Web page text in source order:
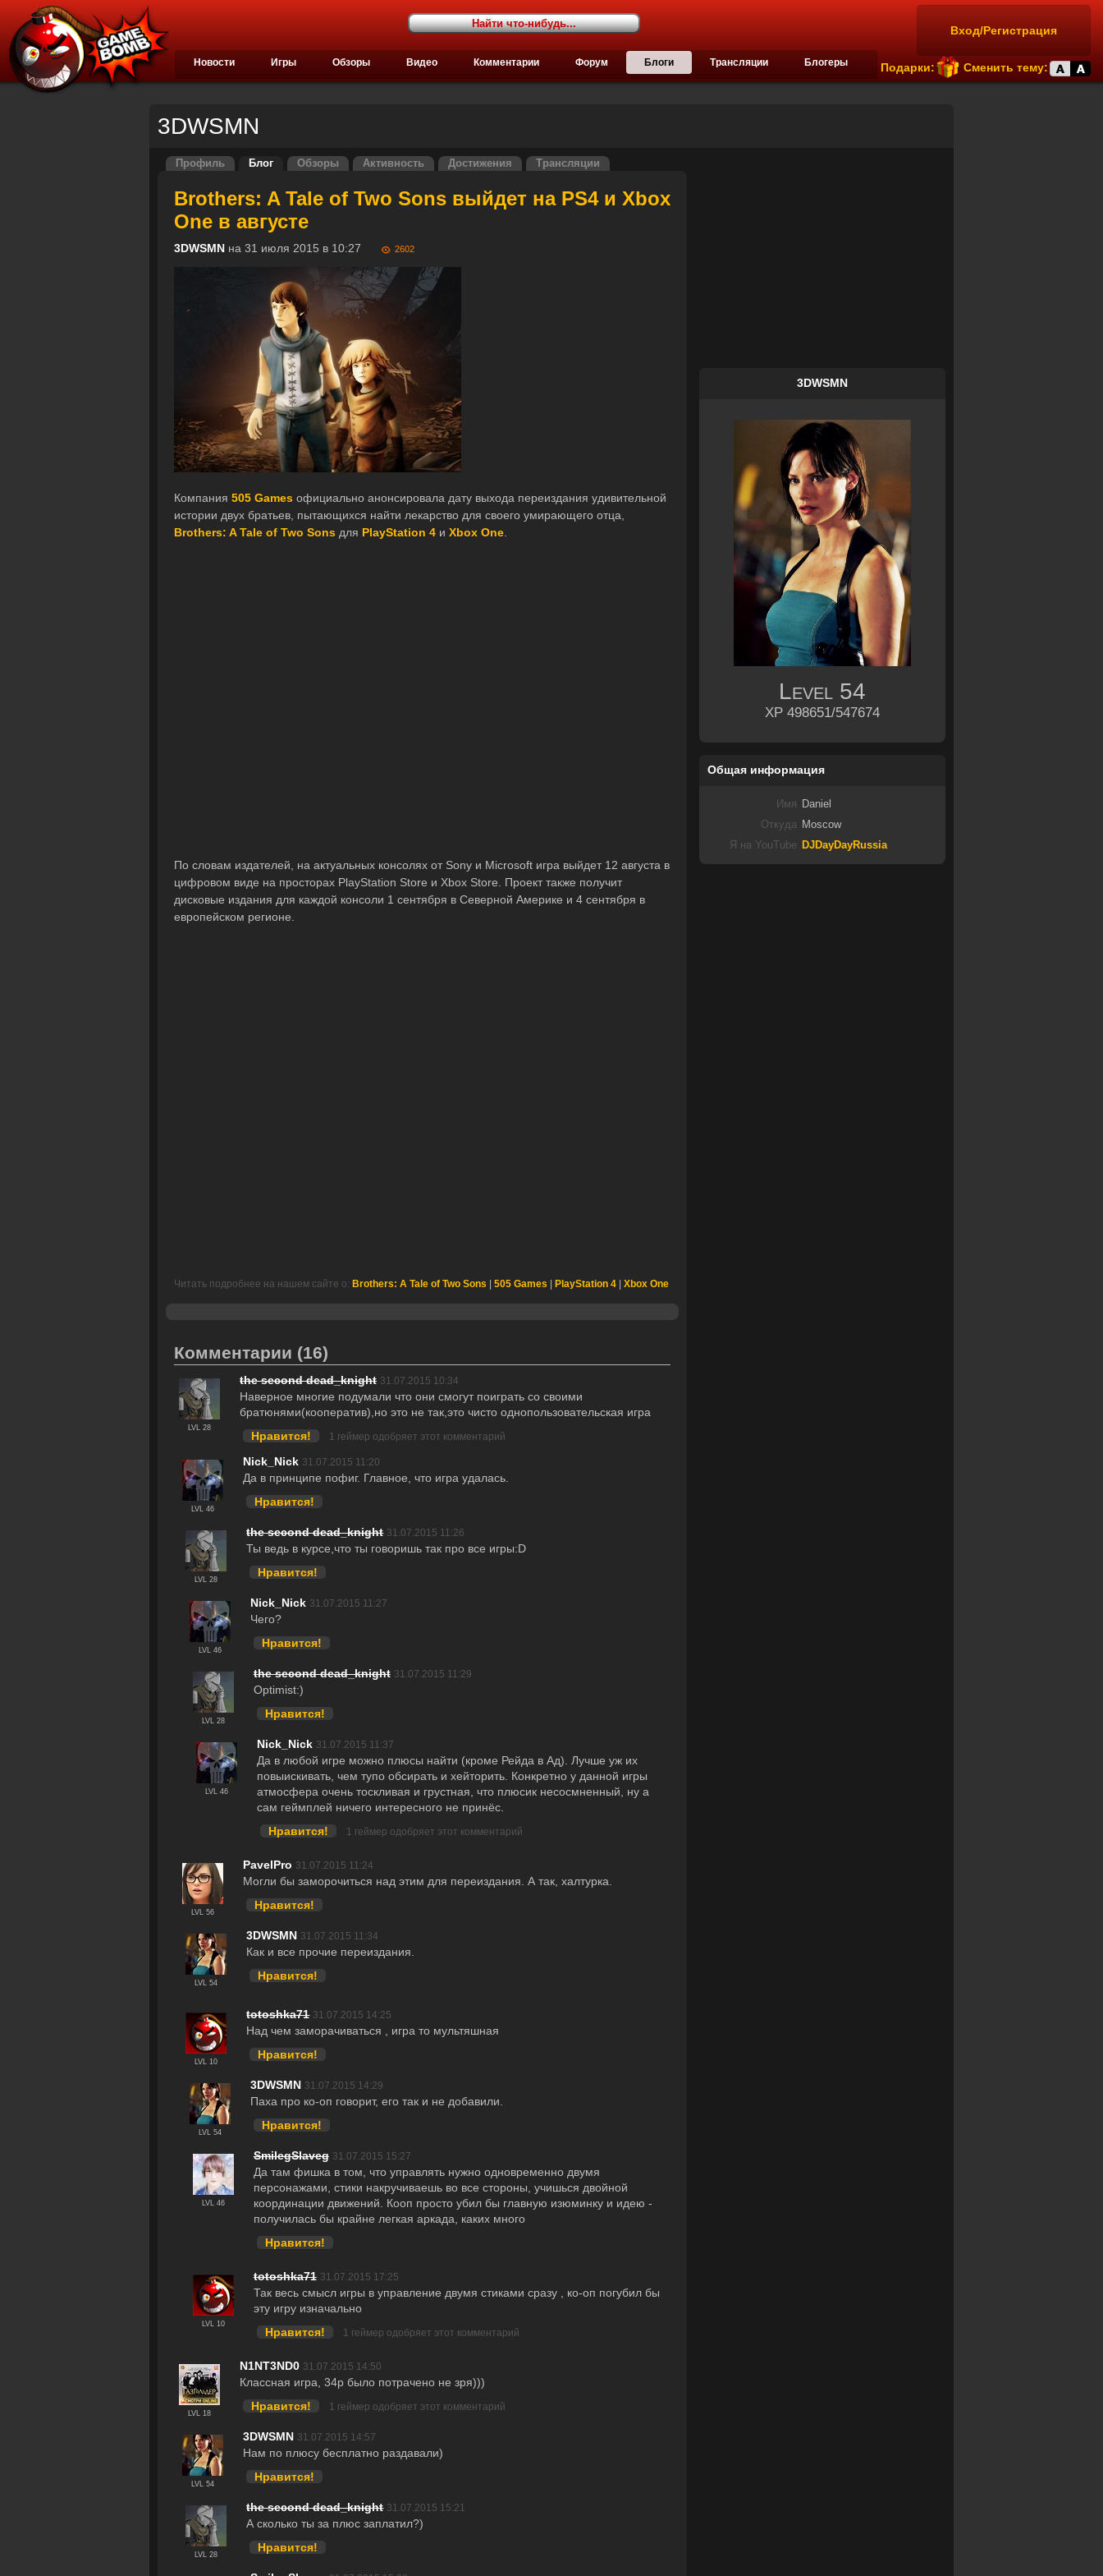
Вход/Регистрация
Подарки: Сменить тему:
Новости Игры Обзоры Видео Комментарии Форум Блоги Трансляции Блогеры
3DWSMN
Профиль Блог Обзоры Активность Достижения Трансляции
Brothers: A Tale of Two Sons выйдет на PS4 и Xbox
One в августе
3DWSMN на 31 июля 2015 в 10:27 2602
Компания 505 Games официально анонсировала дату выхода переиздания удивительной
истории двух братьев, пытающихся найти лекарство для своего умирающего отца,
Brothers: A Tale of Two Sons для PlayStation 4 и Xbox One
По словам издателей, на актуальных консолях от Sony и Microsoft игра выйдет 12 августа в
цифровом виде на просторах PlayStation Store и Xbox Store. Проект также получит
дисковые издания для каждой консоли 1 сентября в Северной Америке и 4 сентября в
европейском регионе.
Читать подробнее на нашем сайте о: Brothers: A Tale of Two Sons 505 Games PlayStation 4 Xbox One
Комментарии (16)
LVL 28
the second dead_knight 31.07.2015 10:34
Наверное многие подумали что они смогут поиграть со своими
братюнями(кооператив),но это не так,это чисто однопользовательская игра
Нравится!
1 геймер одобряет этот комментарий
LVL 46
Nick_Nick 31.07.2015 11:20
Да в принципе пофиг. Главное, что игра удалась.
Нравится!
LVL 28
the second dead_knight 31.07.2015 11:26
Ты ведь в курсе,что ты говоришь так про все игры:D
Нравится!
LVL 46
Nick_Nick 31.07.2015 11:27
Чего?
Нравится!
LVL 28
the second dead_knight 31.07.2015 11:29
Optimist:)
Нравится!
LVL 46
Nick_Nick 31.07.2015 11:37
Да в любой игре можно плюсы найти (кроме Рейда в Ад). Лучше уж их
повыискивать, чем тупо обсирать и хейторить. Конкретно у данной игры
атмосфера очень тоскливая и грустная, что плюсик несосмненный, ну а
сам геймплей ничего интересного не принёс.
Нравится!
1 геймер одобряет этот комментарий
LVL 56
PavelPro 31.07.2015 11:24
Могли бы заморочиться над этим для переиздания. А так, халтурка.
Нравится!
LVL 54
3DWSMN 31.07.2015 11:34
Как и все прочие переиздания.
Нравится!
LVL 10
totoshka71 31.07.2015 14:25
Над чем заморачиваться , игра то мультяшная
Нравится!
LVL 54
3DWSMN 31.07.2015 14:29
Паха про ко-оп говорит, его так и не добавили.
Нравится!
LVL 46
SmilegSlaveg 31.07.2015 15:27
Да там фишка в том, что управлять нужно одновременно двумя
персонажами, стики накручиваешь во все стороны, учишься двойной
координации движений. Кооп просто убил бы главную изюминку и идею -
получилась бы крайне легкая аркада, каких много
Нравится!
LVL 10
totoshka71 31.07.2015 17:25
Так весь смысл игры в управление двумя стиками сразу , ко-оп погубил бы
эту игру изначально
Нравится!
1 геймер одобряет этот комментарий
LVL 18
N1NT3ND0 31.07.2015 14:50
Классная игра, 34р было потрачено не зря)))
Нравится!
1 геймер одобряет этот комментарий
LVL 54
3DWSMN 31.07.2015 14:57
Нам по плюсу бесплатно раздавали)
Нравится!
LVL 28
the second dead_knight 31.07.2015 15:21
А сколько ты за плюс заплатил?)
Нравится!
3DWSMN
Level 54
XP 498651/547674
Общая информация
Имя
Daniel
Откуда Moscow
Я на YouTube
DJDayDayRussia